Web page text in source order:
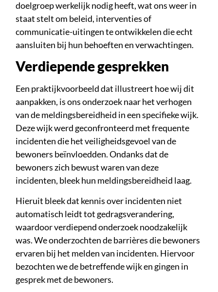
doelgroep werkelijk nodig heeft, wat ons weer in
staat stelt om beleid, interventies of
communicatie-uitingen te ontwikkelen die echt
aansluiten bij hun behoeften en verwachtingen.
Verdiepende gesprekken
Een praktijkvoorbeeld dat illustreert hoe wij dit
aanpakken, is ons onderzoek naar het verhogen
van de meldingsbereidheid in een specifieke wijk.
Deze wijk werd geconfronteerd met frequente
incidenten die het veiligheidsgevoel van de
bewoners beïnvloedden. Ondanks dat de
bewoners zich bewust waren van deze
incidenten, bleek hun meldingsbereidheid laag.
Hieruit bleek dat kennis over incidenten niet
automatisch leidt tot gedragsverandering,
waardoor verdiepend onderzoek noodzakelijk
was. We onderzochten de barrières die bewoners
ervaren bij het melden van incidenten. Hiervoor
bezochten we de betreffende wijk en gingen in
gesprek met de bewoners.